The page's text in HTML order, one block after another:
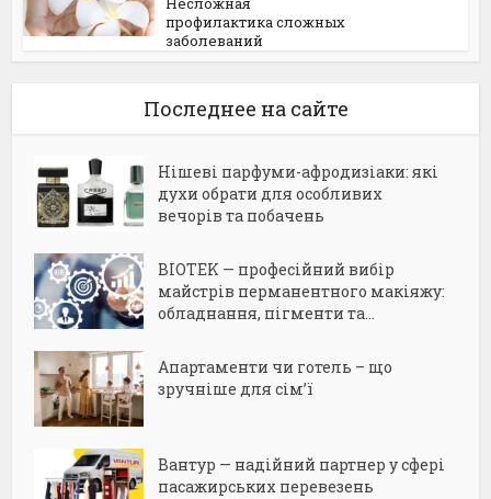
профилактика сложных
заболеваний
Последнее на сайте
Нішеві парфуми-афродизіаки: які
духи обрати для особливих
вечорів та побачень
BIOTEK — професійний вибір
майстрів перманентного макіяжу:
обладнання, пігменти та...
Апартаменти чи готель – що
зручніше для сім’ї
Вантур — надійний партнер у сфері
пасажирських перевезень